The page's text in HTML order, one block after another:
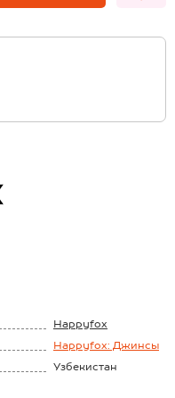
Happyfox
Happyfox: Джинсы
Узбекистан